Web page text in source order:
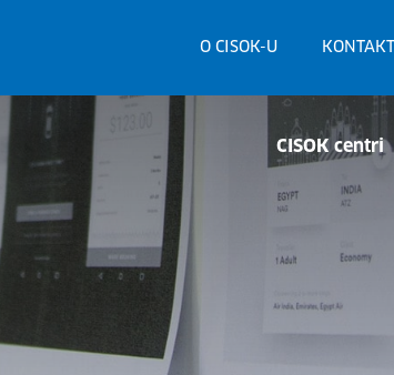
O CISOK-U KONTAKTI
CISOK centri